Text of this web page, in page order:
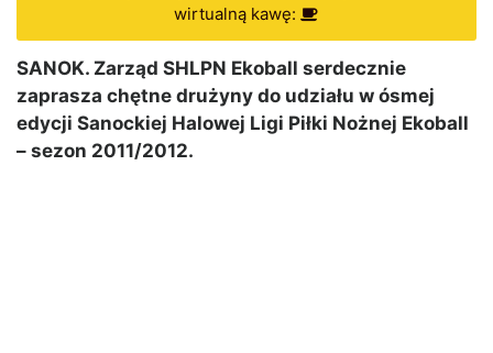
wirtualną kawę:
SANOK. Zarząd SHLPN Ekoball serdecznie
zaprasza chętne drużyny do udziału w ósmej
edycji Sanockiej Halowej Ligi Piłki Nożnej Ekoball
– sezon 2011/2012.